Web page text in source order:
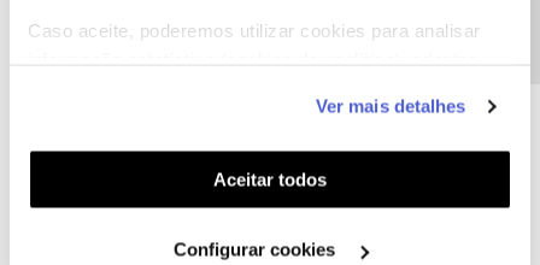
Caso aceite, poderemos utilizar cookies para analisar
funcionalidades (cookies de personalização e
funcionalidade) e adaptar anúncios aos seus interesses
(cookies de publicidade personalizada). Pode gerir a
utilização dos cookies clicando em "Configurar
Ver mais detalhes
Aceitar todos
Configurar cookies
O @Oscar7deu uma boa ajuda.
como "Melhor Resposta" e faça "Like" nos melhores comentários.